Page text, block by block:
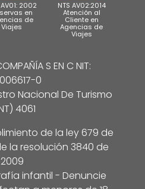
AV01: 2002
en
de
Viajes
NTS AV02:2014
Atención al
Cliente en
Agencias de
Viajes
S EN C NIT:
0
Nacional De Turismo
4061
de la ley 679 de
la resolución 3840 de
2009
infantil - Denuncie